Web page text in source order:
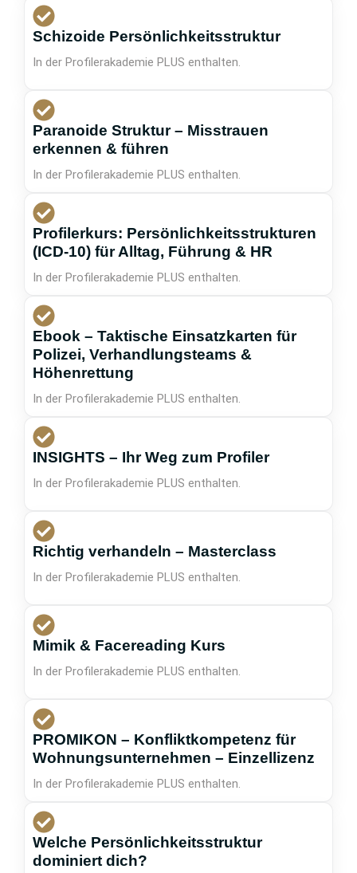
Schizoide Persönlichkeitsstruktur
In der Profilerakademie PLUS enthalten.
Paranoide Struktur – Misstrauen
erkennen & führen
In der Profilerakademie PLUS enthalten.
Profilerkurs: Persönlichkeitsstrukturen
(ICD-10) für Alltag, Führung & HR
In der Profilerakademie PLUS enthalten.
Ebook – Taktische Einsatzkarten für
Polizei, Verhandlungsteams &
Höhenrettung
In der Profilerakademie PLUS enthalten.
INSIGHTS – Ihr Weg zum Profiler
In der Profilerakademie PLUS enthalten.
Richtig verhandeln – Masterclass
In der Profilerakademie PLUS enthalten.
Mimik & Facereading Kurs
In der Profilerakademie PLUS enthalten.
PROMIKON – Konfliktkompetenz für
Wohnungsunternehmen – Einzellizenz
In der Profilerakademie PLUS enthalten.
Welche Persönlichkeitsstruktur
dominiert dich?